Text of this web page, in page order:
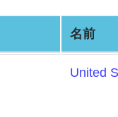
名前
United